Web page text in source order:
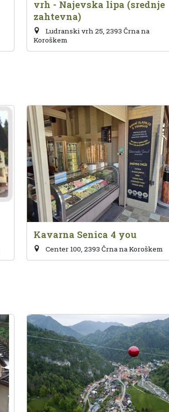
vrh - Najevska lipa (srednje
zahtevna)
Ludranski vrh 25, 2393 Črna na
Koroškem
Kavarna Senica 4 you
Center 100, 2393 Črna na Koroškem